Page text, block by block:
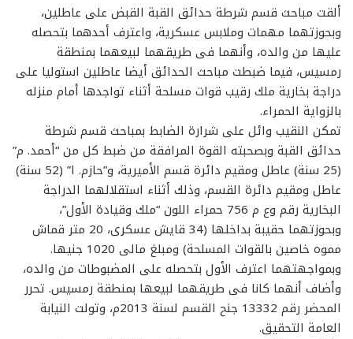
ألقت مباحث قسم شرطة حدائق القبة القبض على عاطلين،
وبحوزتهما مهمات وملابس عسكرية، واعترف أحدهما بتحصله
عليها من والده، وأنهما فى طريقهما لبيعهما بمنطقة
رمسيس، فيما ضبطت مباحث الحدائق أيضا عاطلين استوليا على
دراجة بخارية ملك رقيب قوات مسلحة أثناء تواجدها أمام منزله
بالزواية الحمراء.
تمكن النقيب وائل على شرارة الضابط بمباحث قسم شرطة
حدائق القبة وبصحبته القوة المرافقة من ضبط كل من “أحمد. م”
(25 سنة) عاطل ومقيم دائرة قسم الأميرية، و”حازم. ا” (52 سنة)
عاطل ومقيم دائرة القسم، وذلك أثناء استقلالهما الدراجة
البخارية رقم وع م 756 حمراء اللون “ملك وقيادة الأول”،
وبحوزتهما حقيبة بداخلها (34 قايش عسكرى، 20 متر قماش
مموه خاصين بالقوات المسلحة) ومبلغ مالى 1020 جنيها.
وبمواجهتهما اعترف الأول بتحصله على المضبوطات من والده،
وأضاف أنهما كانا فى طريقهما لبيعها بمنطقة رمسيس. تحرر
المحضر رقم 13332 جنح القسم لسنة 2013م، وتولت النيابة
العامة التحقيق.